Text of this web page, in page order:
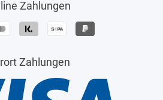
Zahlungen
Zahlungen